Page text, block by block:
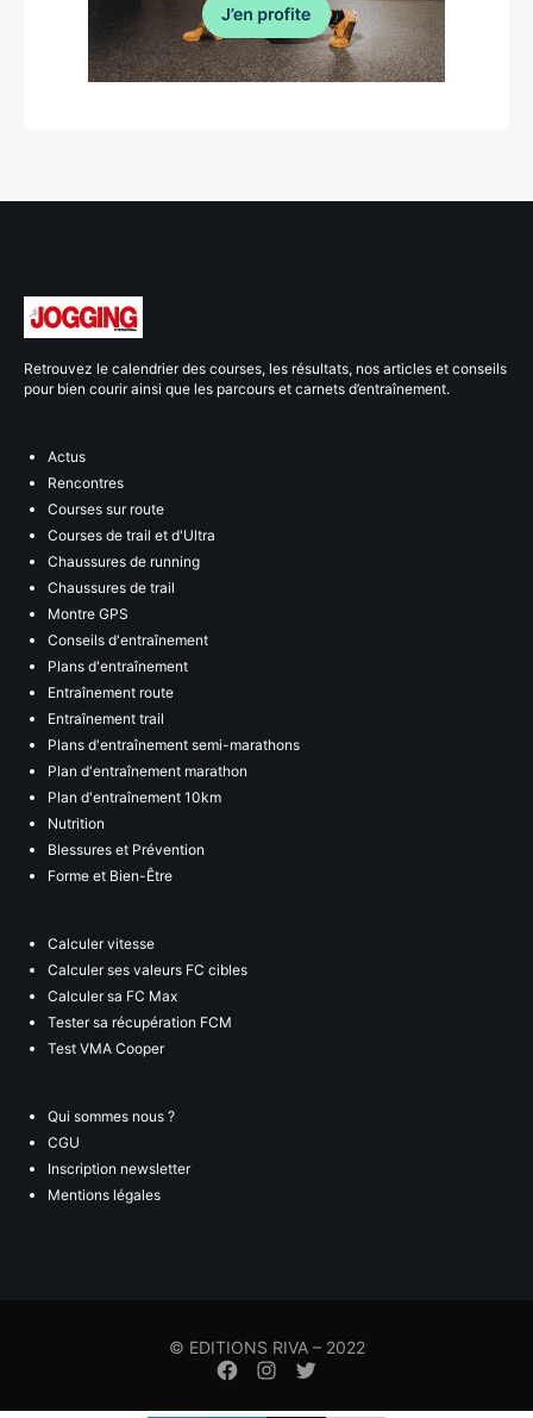
Retrouvez le calendrier des courses, les résultats, nos articles et conseils
pour bien courir ainsi que les parcours et carnets d’entraînement.
Actus
Rencontres
Courses sur route
Courses de trail et d'Ultra
Chaussures de running
Chaussures de trail
Montre GPS
Conseils d'entraînement
Plans d'entraînement
Entraînement route
Entraînement trail
Plans d'entraînement semi-marathons
Plan d'entraînement marathon
Plan d'entraînement 10km
Nutrition
Blessures et Prévention
Forme et Bien-Être
Calculer vitesse
Calculer ses valeurs FC cibles
Calculer sa FC Max
Tester sa récupération FCM
Test VMA Cooper
Qui sommes nous ?
CGU
Inscription newsletter
Mentions légales
© EDITIONS RIVA – 2022
Élément
menude
de